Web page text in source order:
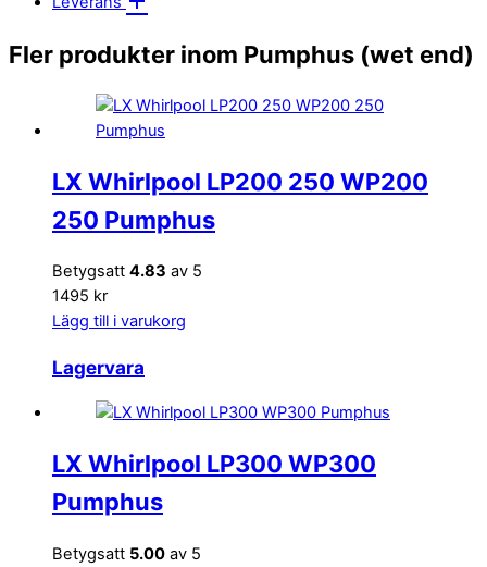
Fler produkter inom Pumphus (wet end)
LX Whirlpool LP200 250 WP200
250 Pumphus
Betygsatt 4.83 av 5
1495 kr
Lägg till i varukorg
Lagervara
LX Whirlpool LP300 WP300
Pumphus
Betygsatt 5.00 av 5